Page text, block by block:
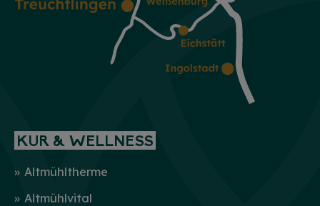
KUR & WELLNESS
Altmühltherme
Altmühlvital